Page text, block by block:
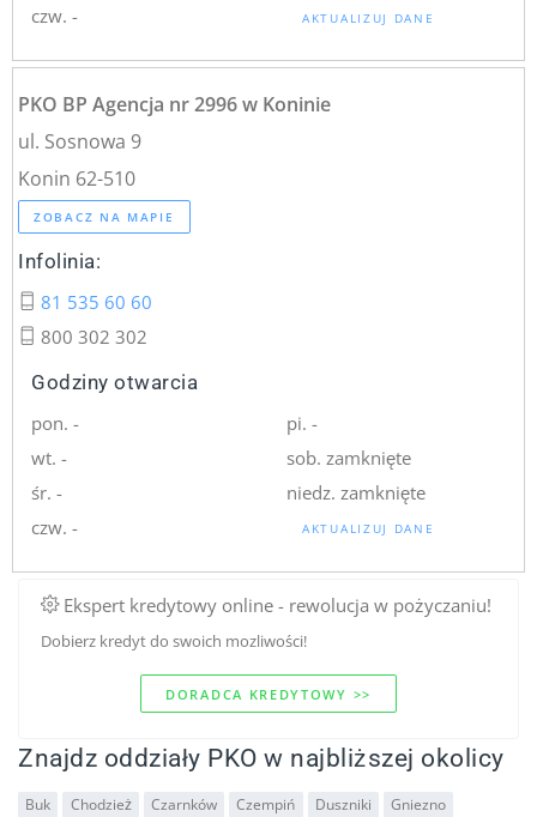
czw. -
AKTUALIZUJ DANE
PKO BP Agencja nr 2996 w Koninie
ul. Sosnowa 9
Konin 62-510
ZOBACZ NA MAPIE
Infolinia:
81 535 60 60
800 302 302
Godziny otwarcia
pon. -
wt. -
śr. -
czw. -
pi. -
sob. zamknięte
niedz. zamknięte
AKTUALIZUJ DANE
Ekspert kredytowy online - rewolucja w pożyczaniu!
Dobierz kredyt do swoich mozliwości!
DORADCA KREDYTOWY >>
Znajdz oddziały PKO w najbliższej okolicy
Buk Chodzież Czarnków Czempiń Duszniki
Gniezno